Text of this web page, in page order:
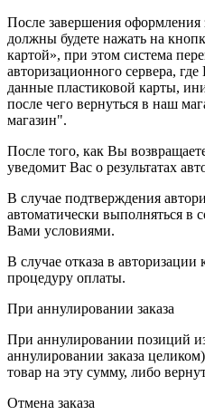
После завершения
должны будете нажать на
картой», при этом система
авторизационного сервера,
данные пластиковой карты,
после чего вернуться в наш
магазин".
После того, как Вы
уведомит Вас о результатах
В случае подтверждения
автоматически выполняться в
Вами условиями.
В случае отказа в
процедуру оплаты.
При аннулировании заказа
При аннулировании позиций
аннулировании заказа
товар на эту сумму, либо
Отмена заказа